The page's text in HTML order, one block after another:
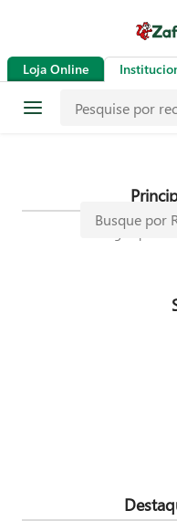
Loja Online
Mais
Navegue pelas